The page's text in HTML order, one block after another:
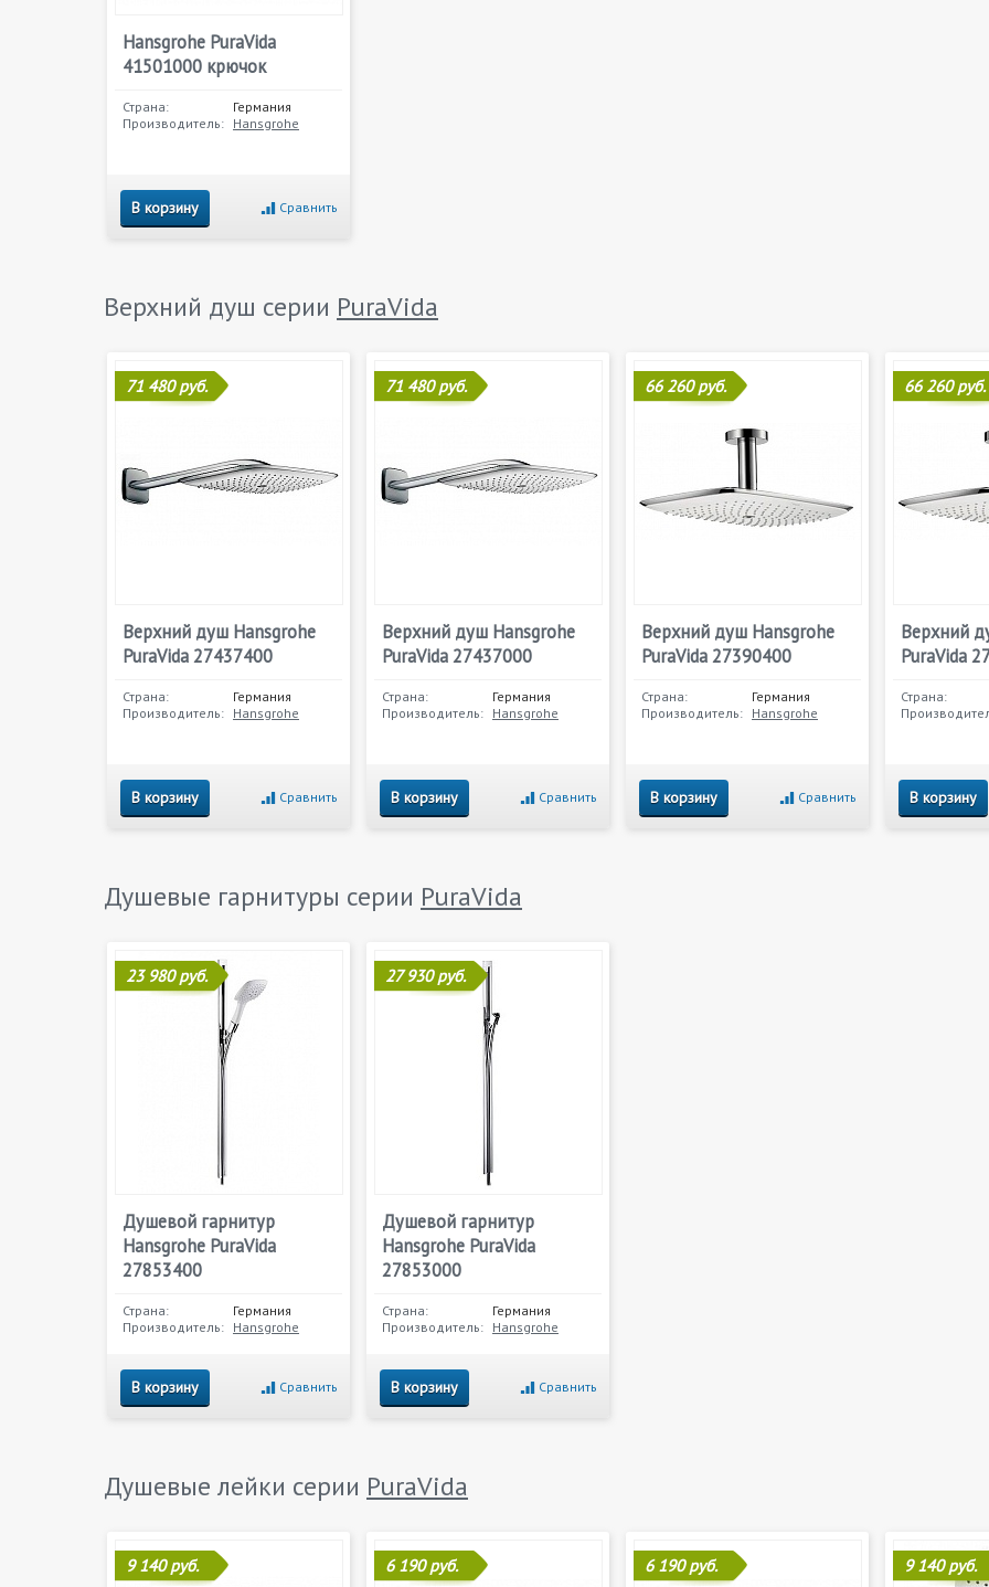
Hansgrohe PuraVida
41501000 крючок
Страна:
Германия
Производитель: Hansgrohe
В корзину Сравнить
Верхний душ серии PuraVida
71 480 руб.
Верхний душ Hansgrohe
PuraVida 27437400
Страна:
Германия
Производитель: Hansgrohe
В корзину Сравнить
71 480 руб.
Верхний душ Hansgrohe
PuraVida 27437000
Страна:
Германия
Производитель: Hansgrohe
В корзину Сравнить
66 260 руб.
Верхний душ Hansgrohe
PuraVida 27390400
Страна:
Германия
Производитель: Hansgrohe
В корзину Сравнить
66 260 руб.
Верхний
PuraVida
Страна:
В корзину
Душевые гарнитуры серии PuraVida
23 980 руб.
Душевой гарнитур
Hansgrohe PuraVida
27853400
Страна:
Германия
Производитель: Hansgrohe
В корзину Сравнить
27 930 руб.
Душевой гарнитур
Hansgrohe PuraVida
27853000
Страна:
Германия
Производитель: Hansgrohe
В корзину Сравнить
Душевые лейки серии PuraVida
9 140 руб. 6 190 руб. 6 190 руб. 9 140 руб.